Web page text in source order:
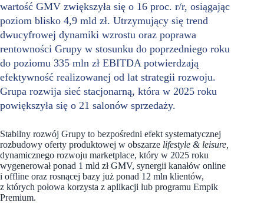
wartość GMV zwiększyła się o 16 proc. r/r, osiągając
poziom blisko 4,9 mld zł. Utrzymujący się trend
dwucyfrowej dynamiki wzrostu oraz poprawa
rentowności Grupy w stosunku do poprzedniego roku
do poziomu 335 mln zł EBITDA potwierdzają
efektywność realizowanej od lat strategii rozwoju.
Grupa rozwija sieć stacjonarną, która w 2025 roku
powiększyła się o 21 salonów sprzedaży.
Stabilny rozwój Grupy to bezpośredni efekt systematycznej
rozbudowy oferty produktowej w obszarze lifestyle & leisure,
dynamicznego rozwoju marketplace, który w 2025 roku
wygenerował ponad 1 mld zł GMV, synergii kanałów online
i offline oraz rosnącej bazy już ponad 12 mln klientów,
z których połowa korzysta z aplikacji lub programu Empik
Premium.